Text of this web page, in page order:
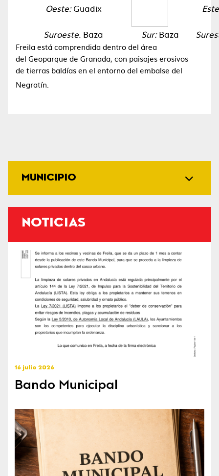
MUNICIPIO
NOTICIAS
16 julio 2026
Bando Municipal
Oeste:Guadix
Suroeste: Baza Sur:Baza
Freila está comprendida dentro del área
del Geoparque de Granada, con paisajes erosivos
de tierras baldías en el entorno del embalse del
Negratín.